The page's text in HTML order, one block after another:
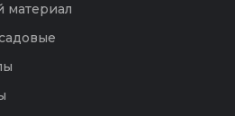
материал